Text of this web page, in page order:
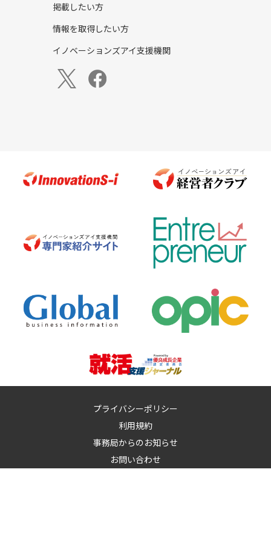
掲載したい方
情報を取得したい方
イノベーションズアイ支援機関
プライバシーポリシー
利用規約
事務局からのお知らせ
お問い合わせ